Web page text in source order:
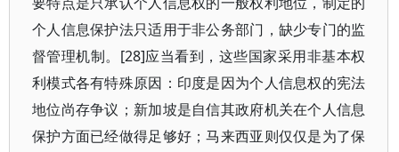
个人信息保护法只适用于非公务部门，缺少专门的监
督管理机制。[28]应当看到，这些国家采用非基本权
利模式各有特殊原因：印度是因为个人信息权的宪法
地位尚存争议；新加坡是自信其政府机关在个人信息
保护方面已经做得足够好；马来西亚则仅仅是为了保